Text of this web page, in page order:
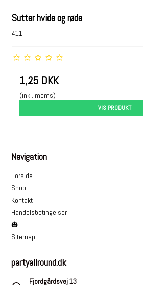
Sutter hvide og røde
411
1,25 DKK
(inkl. moms)
VIS PRODUKT
Navigation
Forside
Shop
Kontakt
Handelsbetingelser
🎃
Sitemap
partyallround.dk
Fjordgårdsvej 13